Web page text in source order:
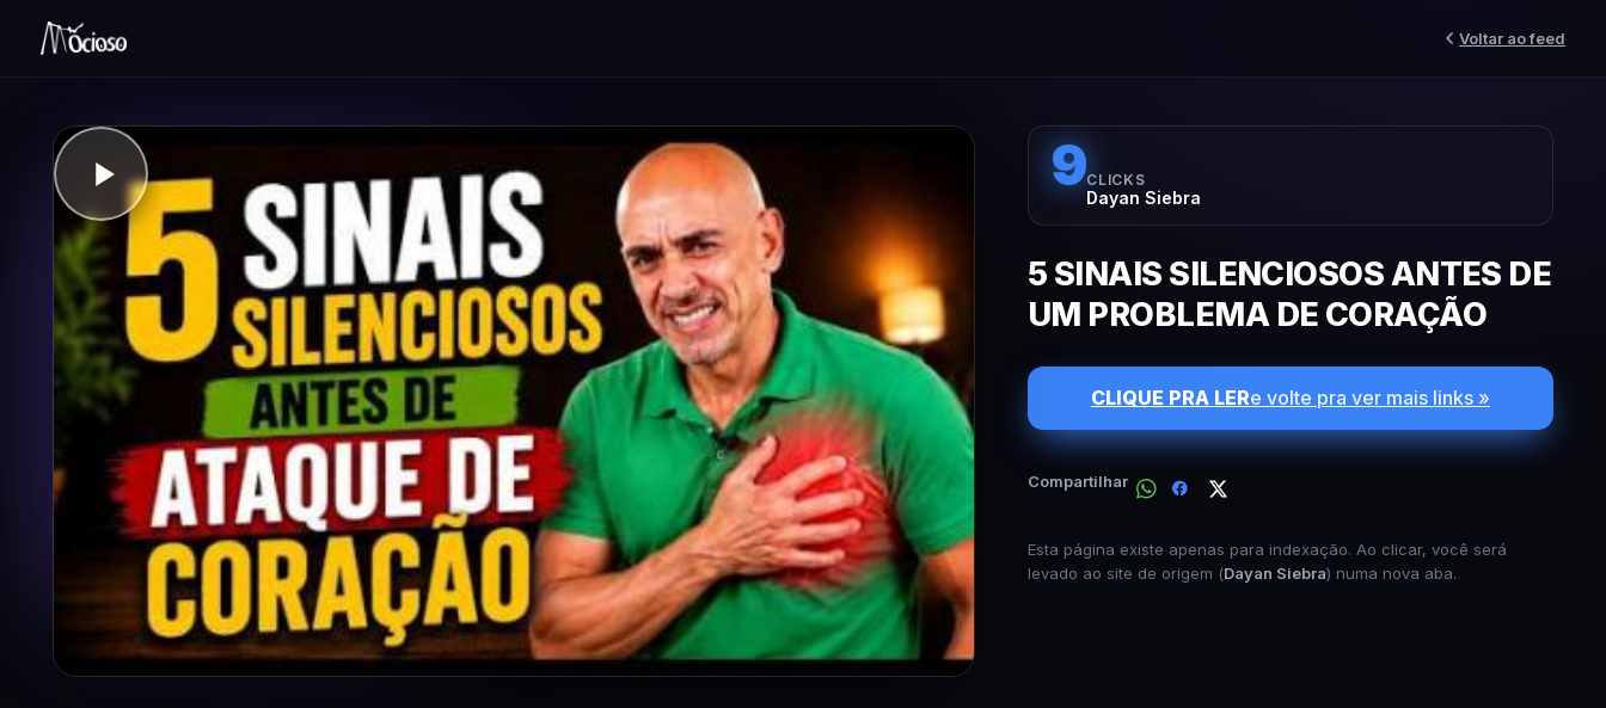
Voltar ao feed
9CLICKS
Dayan Siebra
5 SINAIS SILENCIOSOS ANTES DE
UM PROBLEMA DE CORAÇÃO
CLIQUE PRA LERe volte pra ver mais links »
Compartilhar
Esta página existe apenas para indexação. Ao clicar, você será
levado ao site de origem (Dayan Siebra) numa nova aba.